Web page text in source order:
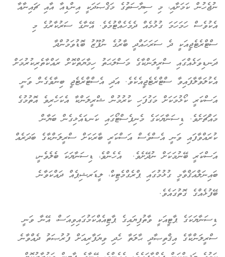
ނުޖެހުން ކަމަށާއި، މި ސިޔާސަތުގެ މަޤްޞަދަކީ އިންޑިއާ އާއި ޗައިނާއާ
އެކުވެސް ހަމަހަމަ ގުޅުމެއް ދެމެހެއްޓުމެވެ. އޭނާގެ ސަރުކާރުގެ މި
ސްޓްރެޓެޖީއަކީ ދެ ސަރަހައްދީ ބާރުގެ ނުފޫޒު ބޮޑުވަމުންދާ
ދަނޑިވަޅެއްގައި ސްރީލަންކާގެ މަސްލަޙަތު ހިމާޔަތްކޮށް ރައްކާތެރިކުރުމަށް
އެކުލަވާލާފައިވާ ސްޓްރެޓެޖީއެކެވެ. އަދި އެސްޓްރެޓެޖީ ބިނާވެގެން ވަނީ
އަސްކަރީ ކޯޅުމަކަށް މަގުފަހި ކުރުމުން ޝްރީލަންކާ އެކަހެރިވެ އޮތުމުގެ
މައްޗަށެވެ. ޑިސަނާޔަކަގެ މެނިފެސްޓޯގައި ކަނޑައެޅިގެން ބަޔާން
ކުރައްވާފައި ވަނީ އެސްވެސް އަސްކަރީ ބާރަކަށް ސްރީލަންކާގެ ބަދަރެއް
އަސްކަރީ ބޭނުމަކަށް ނުދޭށެވެ. އެހެންވެ، ޑިސަނާޔަކަ ބެލެވެނީ،
ބައިނަލްއަޤްވާމީ ގުޅުމުގައި ޕްރެގްމެޓިކް، ލީޑަރޝިޕެއް ދައްކަވާނެ
ބޭފުޅެއްގެ ގޮތުގައެވެ.
ޑިސަނާޔަކަގެ ޕާޓީއަކީ ވާތުފިޔައިގެ ޕާޓިއެއްކަމުގައިވިއަސް، އޭނާ ވަނީ
ސްރީލަންކާގެ އިޤްތިޞާދީ ޙާލަތާ ހެދި ވިޔަފާރިއަށް ފުރުޞަތު ދެއްވާނެ